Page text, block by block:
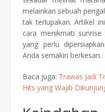
melainkan sebuah
tak terlupakan. Artikel
cara menikmati
yang perlu
Anda semakin berkesan.
Baca juga: Trawas Jadi
Hits yang Wajib